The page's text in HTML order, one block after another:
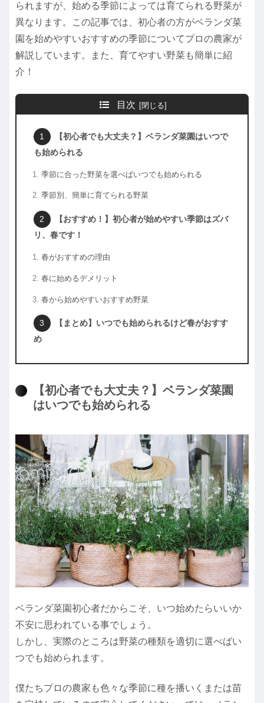
られますが、始める季節によっては育てられる野菜が
異なります。この記事では、初心者の方がベランダ菜
園を始めやすいおすすめの季節についてプロの農家が
解説しています。また、育てやすい野菜も簡単に紹
介！
目次
【初心者でも大丈夫？】ベランダ菜園はいつで
も始められる
季節に合った野菜を選べばいつでも始められる
季節別、簡単に育てられる野菜
【おすすめ！】初心者が始めやすい季節はズバ
リ、春です！
春がおすすめの理由
春に始めるデメリット
春から始めやすいおすすめ野菜
【まとめ】いつでも始められるけど春がおすす
め
【初心者でも大丈夫？】ベランダ菜園
はいつでも始められる
ベランダ菜園初心者だからこそ、いつ始めたらいいか
不安に思われている事でしょう。
しかし、実際のところは野菜の種類を適切に選べばい
つでも始められます。
僕たちプロの農家も色々な季節に種を播いくまたは苗